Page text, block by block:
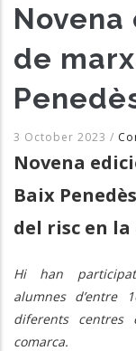
de
3 October 2023 /
Novena
Baix
del risc en
Hi han
alumnes d’entre
diferents centres
comarca.